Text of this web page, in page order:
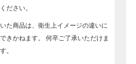
ださい。
た商品は、衛生上イメージの違いに
きかねます。
何卒ご了承いただけま
。